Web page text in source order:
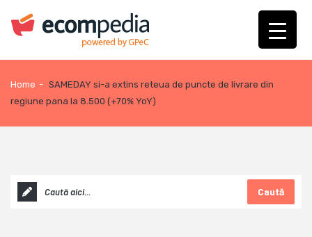
Home - SAMEDAY si-a extins reteua de puncte de livrare din
regiune pana la 8.500 (+70% YoY)
Caută